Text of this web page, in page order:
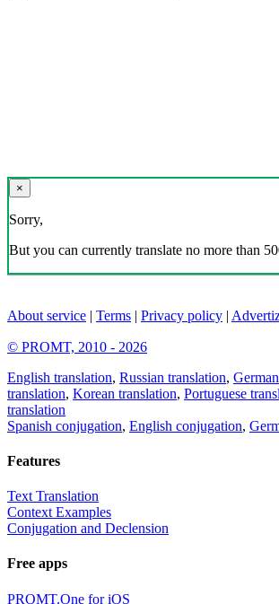
×
Sorry,
But you can currently translate no more than
About service | Terms | Privacy policy |
© PROMT, 2010 - 2026
English translation, Russian translation,
translation, Korean translation, Portuguese
translation
Spanish conjugation, English conjugation,
Features
Text Translation
Context Examples
Conjugation and Declension
Free apps
PROMT.One for iOS